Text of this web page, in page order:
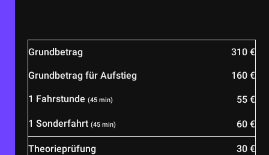
Grundbetrag 310 €
Grundbetrag für Aufstieg 160 €
1 Fahrstunde(45 min) 55 €
1 Sonderfahrt(45 min) 60 €
Theorieprüfung 30 €